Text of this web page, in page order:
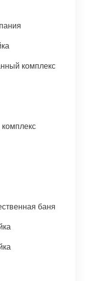
комплекс
баня